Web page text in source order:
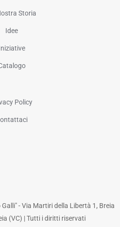
Storia
Idee
Policy
- Via Martiri della Libertà 1, Breia
(VC) | Tutti i diritti riservati